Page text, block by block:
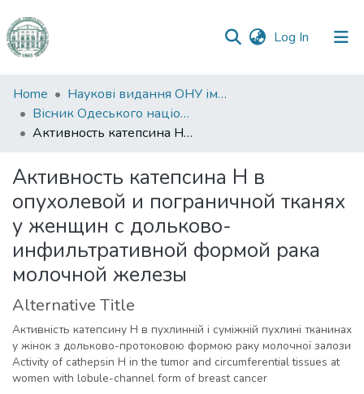
Log In (current)
Communities
&
Collections
Statistics
Home
Наукові видання ОНУ імені І. І. Мечникова
Вісник Одеського національного університету. Біологія
Активность катепсина Н в опухолевой и пограничной тканях у женщин с дольково-инфильтративной формой рака молочной железы
Активность катепсина Н в
опухолевой и пограничной тканях
у женщин с дольково-
инфильтративной формой рака
молочной железы
Alternative Title
Активність катепсину Н в пухлинній і суміжній пухлині тканинах
у жінок з дольково-протоковою формою раку молочної залози
Activity of cathepsin H in the tumor and circumferential tissues at
women with lobule-channel form of breast cancer